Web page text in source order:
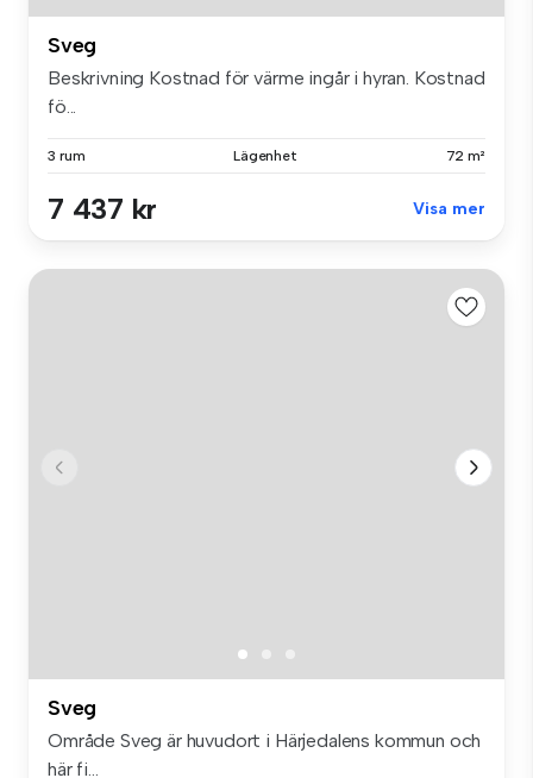
Sveg
Beskrivning Kostnad för värme ingår i hyran. Kostnad
fö...
3 rum Lägenhet 72 m²
7 437 kr Visa mer
Sveg
Område Sveg är huvudort i Härjedalens kommun och
här fi...